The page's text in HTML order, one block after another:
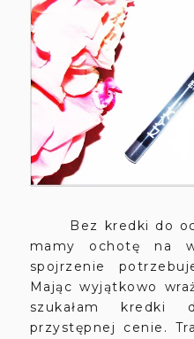
Bez kredki do
mamy ochotę na
spojrzenie
Mając wyjątkowo
szukałam
przystępnej cenie.